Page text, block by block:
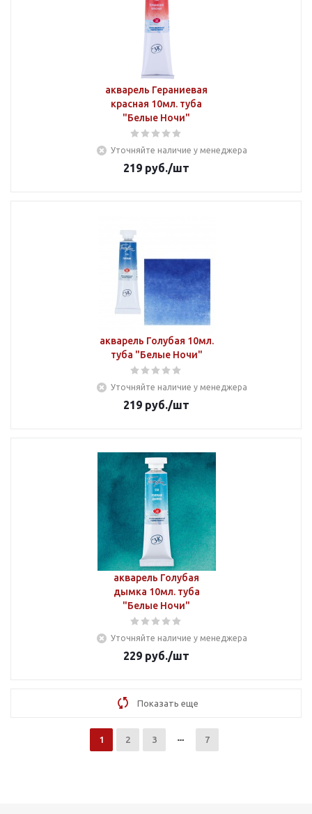
акварель Гераниевая
красная 10мл. туба
"Белые Ночи"
Уточняйте наличие у менеджера
219 руб./шт
акварель Голубая 10мл.
туба "Белые Ночи"
Уточняйте наличие у менеджера
219 руб./шт
акварель Голубая
дымка 10мл. туба
"Белые Ночи"
Уточняйте наличие у менеджера
229 руб./шт
Показать еще
1 2 3 7